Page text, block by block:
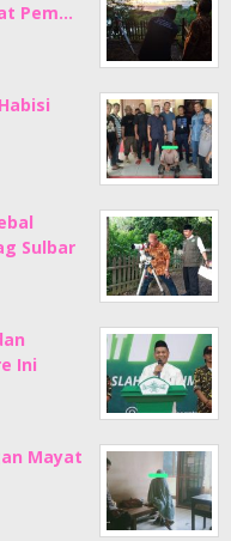
Pem…
Sulbar
Ini
Mayat